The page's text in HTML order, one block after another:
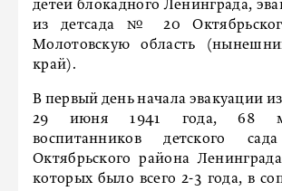
детей блокадного Ленинграда,
из детсада № 20
Молотовскую область
край).
В первый день начала эвакуации
29 июня 1941 года, 68
воспитанников детского
Октябрьского района
которых было всего 2-3 года, в